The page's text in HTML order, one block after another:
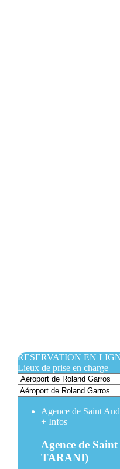
RESERVATION EN
Lieux de prise en charge
Agence de Saint
+Infos
Agence de
TARANI)